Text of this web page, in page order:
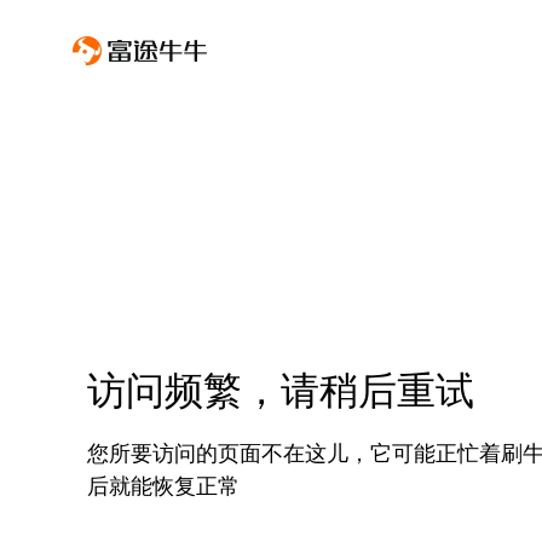
访问频繁，请稍后重试
您所要访问的页面不在这儿，它可能正忙着刷
后就能恢复正常